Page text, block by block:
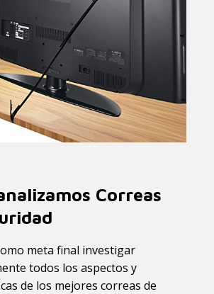
Correas
meta final investigar
todos los aspectos y
de los mejores correas de